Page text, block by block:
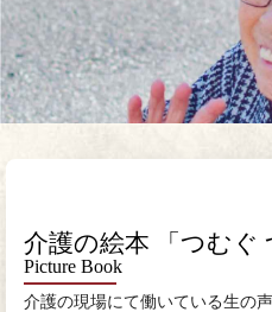
介護の絵本 「つむぐ
Picture Book
介護の現場にて働いている生の